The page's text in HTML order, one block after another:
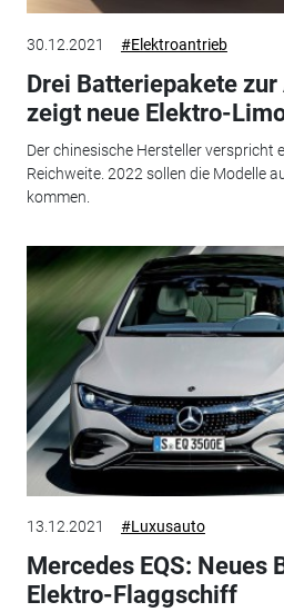
30.12.2021 #Elektroantrieb
Drei Batteriepakete
zeigt neue Elektro-
Der chinesische Hersteller verspricht
Reichweite. 2022 sollen die Modelle
kommen.
13.12.2021 #Luxusauto
Mercedes EQS: Neues
Elektro-Flaggschiff